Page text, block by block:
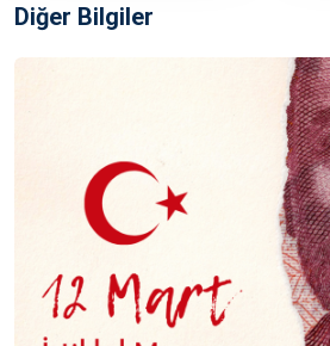
Diğer Bilgiler